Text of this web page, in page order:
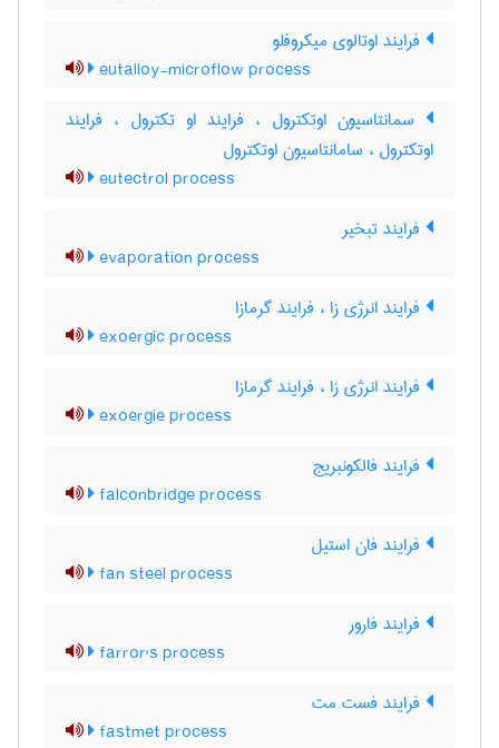
فرایند اوتالوی میکروفلو
eutalloy-microflow process
سمانتاسیون اوتکترول ، فرایند او تکترول ، فرایند
اوتکترول ، سامانتاسیون اوتکترول
eutectrol process
فرایند تبخیر
evaporation process
فرایند انرژی زا ، فرایند گرمازا
exoergic process
فرایند انرژی زا ، فرایند گرمازا
exoergie process
فرایند فالکونبریج
falconbridge process
فرایند فان استیل
fan steel process
فرایند فارور
farror's process
فرایند فست مت
fastmet process